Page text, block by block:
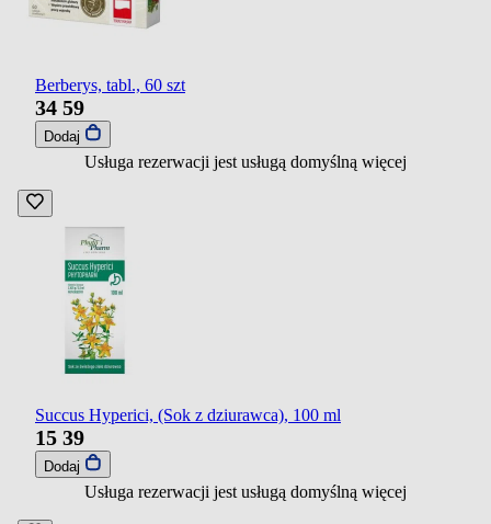
Berberys, tabl., 60 szt
34 59
Dodaj
Usługa rezerwacji jest usługą domyślną więcej
Succus Hyperici, (Sok z dziurawca), 100 ml
15 39
Dodaj
Usługa rezerwacji jest usługą domyślną więcej